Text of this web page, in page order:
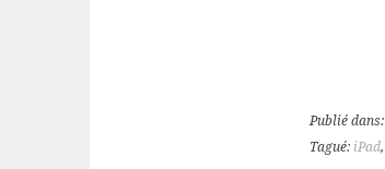
Publié dans:
Tagué: iPad,